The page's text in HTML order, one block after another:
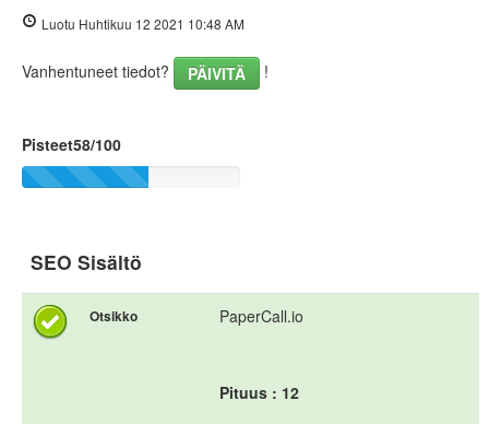
Luotu Huhtikuu 12 2021 10:48 AM
Vanhentuneet tiedot? PÄIVITÄ !
Pisteet58/100
SEO Sisältö
Otsikko PaperCall.io
Pituus : 12